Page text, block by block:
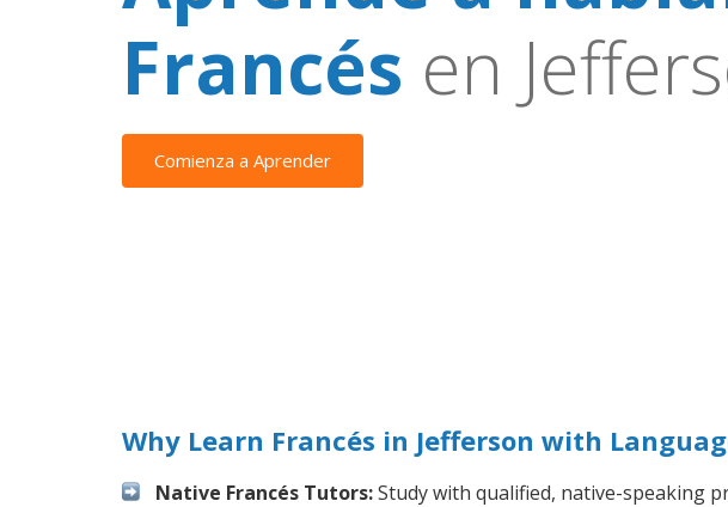
Francés en
Comienza a Aprender
Why Learn Francés in Jefferson with
Native Francés Tutors:Study with qualified, native-speaking